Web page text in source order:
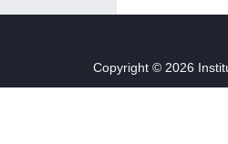
Copyright © 2026